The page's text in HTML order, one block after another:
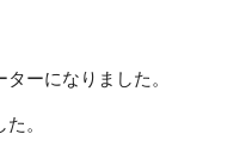
ーになりました。
。